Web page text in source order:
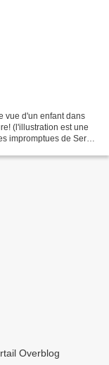
vue d'un enfant dans
(l'illustration est une
impromptues de Serge
Overblog